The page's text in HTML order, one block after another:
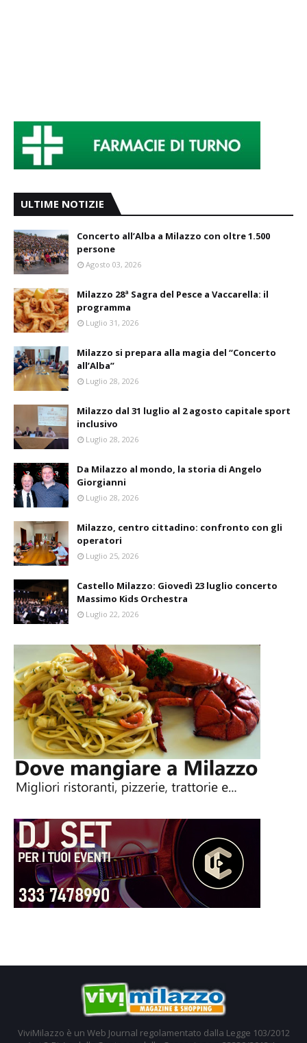
ULTIME NOTIZIE
Concerto all’Alba a Milazzo con oltre 1.500
persone
Agosto 03, 2026
Milazzo 28ª Sagra del Pesce a Vaccarella: il
programma
Luglio 31, 2026
Milazzo si prepara alla magia del “Concerto
all’Alba”
Luglio 28, 2026
Milazzo dal 31 luglio al 2 agosto capitale sport
inclusivo
Luglio 28, 2026
Da Milazzo al mondo, la storia di Angelo
Giorgianni
Luglio 28, 2026
Milazzo, centro cittadino: confronto con gli
operatori
Luglio 25, 2026
Castello Milazzo: Giovedì 23 luglio concerto
Massimo Kids Orchestra
Luglio 22, 2026
ViviMilazzo è un Web Journal regolamentato dalla Legge 103/2012